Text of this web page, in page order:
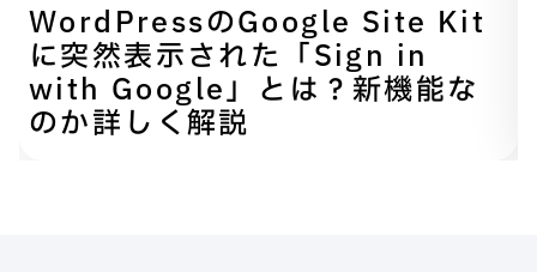
WordPressのGoogle Site Kit
に突然表示された「Sign in
with Google」とは？新機能な
のか詳しく解説